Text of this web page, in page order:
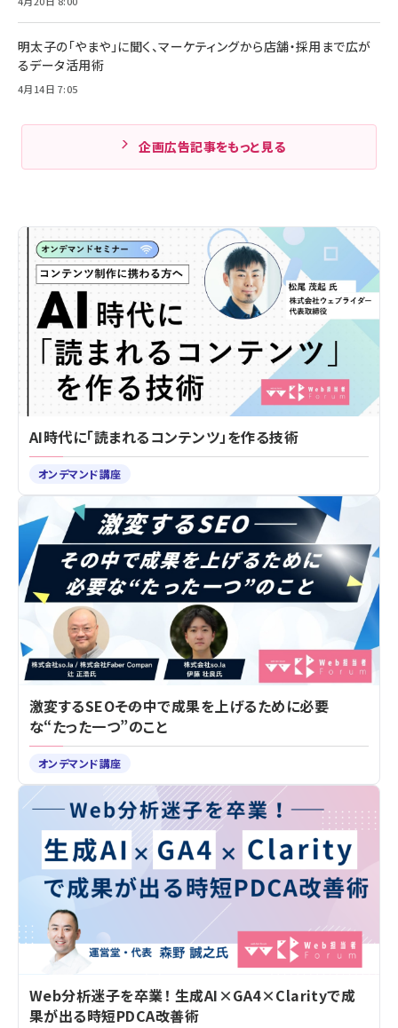
明太子の「やまや」に聞く、マーケティングから店舗・採用まで広が
るデータ活用術
4月14日 7:05
企画広告記事をもっと見る
AI時代に「読まれるコンテンツ」を作る技術
オンデマンド講座
激変するSEO――その中で成果を上げるために必要
な“たった一つ”のこと
オンデマンド講座
Web分析迷子を卒業！ 生成AI×GA4×Clarityで成
果が出る時短PDCA改善術